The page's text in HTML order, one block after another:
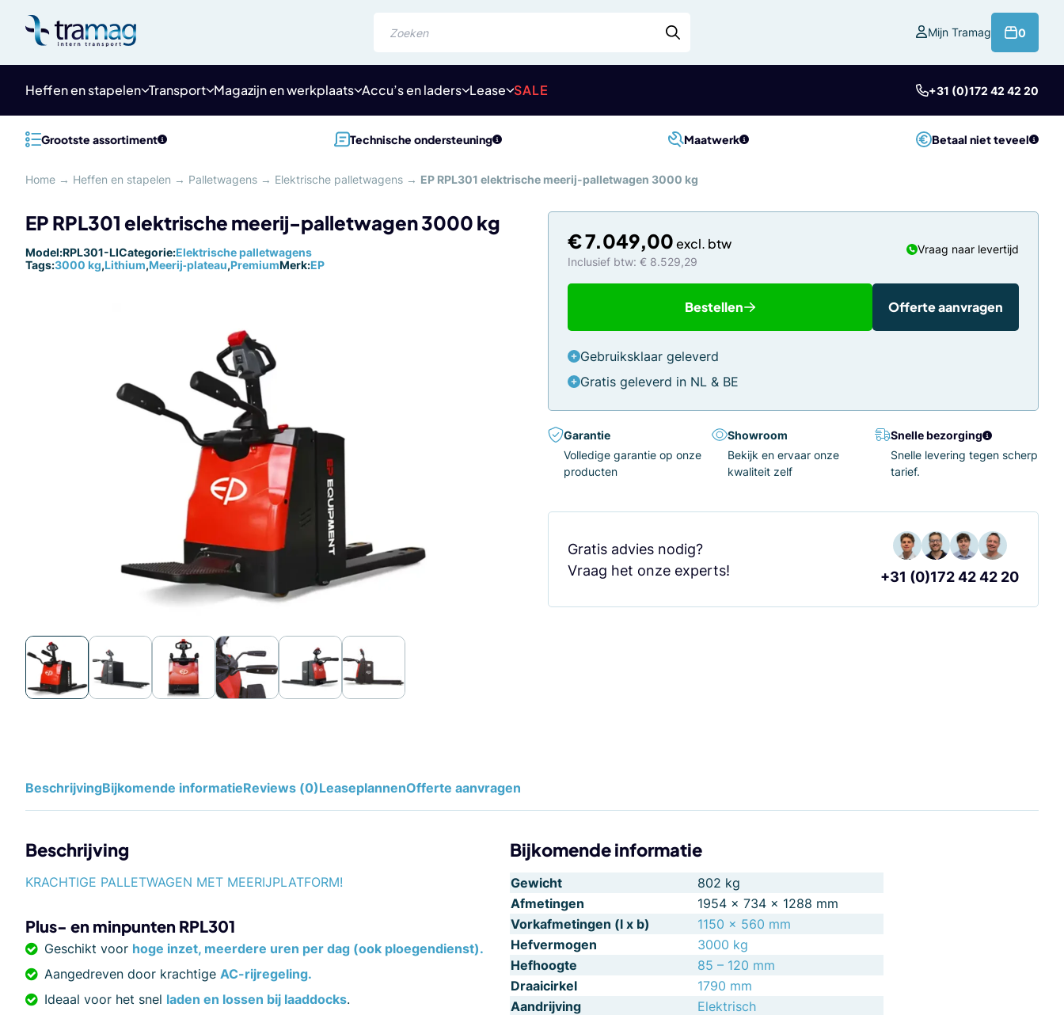
content
Mijn Tramag
0
Heffen en stapelen Transport Magazijn en werkplaats Accu’s en laders Lease SALE +31 (0)172 42 42 20
Grootste assortiment Technische ondersteuning Maatwerk Betaal niet teveel
Home → Heffen en stapelen → Palletwagens → Elektrische palletwagens → EP RPL301 elektrische meerij-palletwagen 3000 kg
EP RPL301 elektrische meerij-palletwagen 3000 kg
Model:RPL301-LICategorie:Elektrische palletwagens
Tags:3000 kg,Lithium,Meerij‑plateau,PremiumMerk:EP
€7.049,00
Inclusief btw: € 8.529,29
Vraag naar levertijd
Gebruiksklaar geleverd
Gratis geleverd in NL & BE
Bestellen Offerte aanvragen
Garantie
Volledige garantie op onze
producten
Showroom
Bekijk en ervaar onze
kwaliteit zelf
Snelle bezorging
Snelle levering tegen scherp
tarief.
Gratis advies nodig?
Vraag het onze experts!
+31 (0)172 42 42 20
BeschrijvingBijkomende informatieReviews (0)LeaseplannenOfferte aanvragen
Beschrijving
KRACHTIGE PALLETWAGEN MET MEERIJPLATFORM!
Plus- en minpunten RPL301
Geschikt voor hoge inzet, meerdere uren per dag (ook ploegendienst).
Aangedreven door krachtige AC-rijregeling.
Ideaal voor het snel laden en lossen bij laaddocks.
Bijkomende informatie
Gewicht
802 kg
Afmetingen
1954 × 734 × 1288 mm
Vorkafmetingen (l x b)
1150 x 560 mm
Hefvermogen
3000 kg
Hefhoogte
85 – 120 mm
Draaicirkel
1790 mm
Aandrijving
Elektrisch